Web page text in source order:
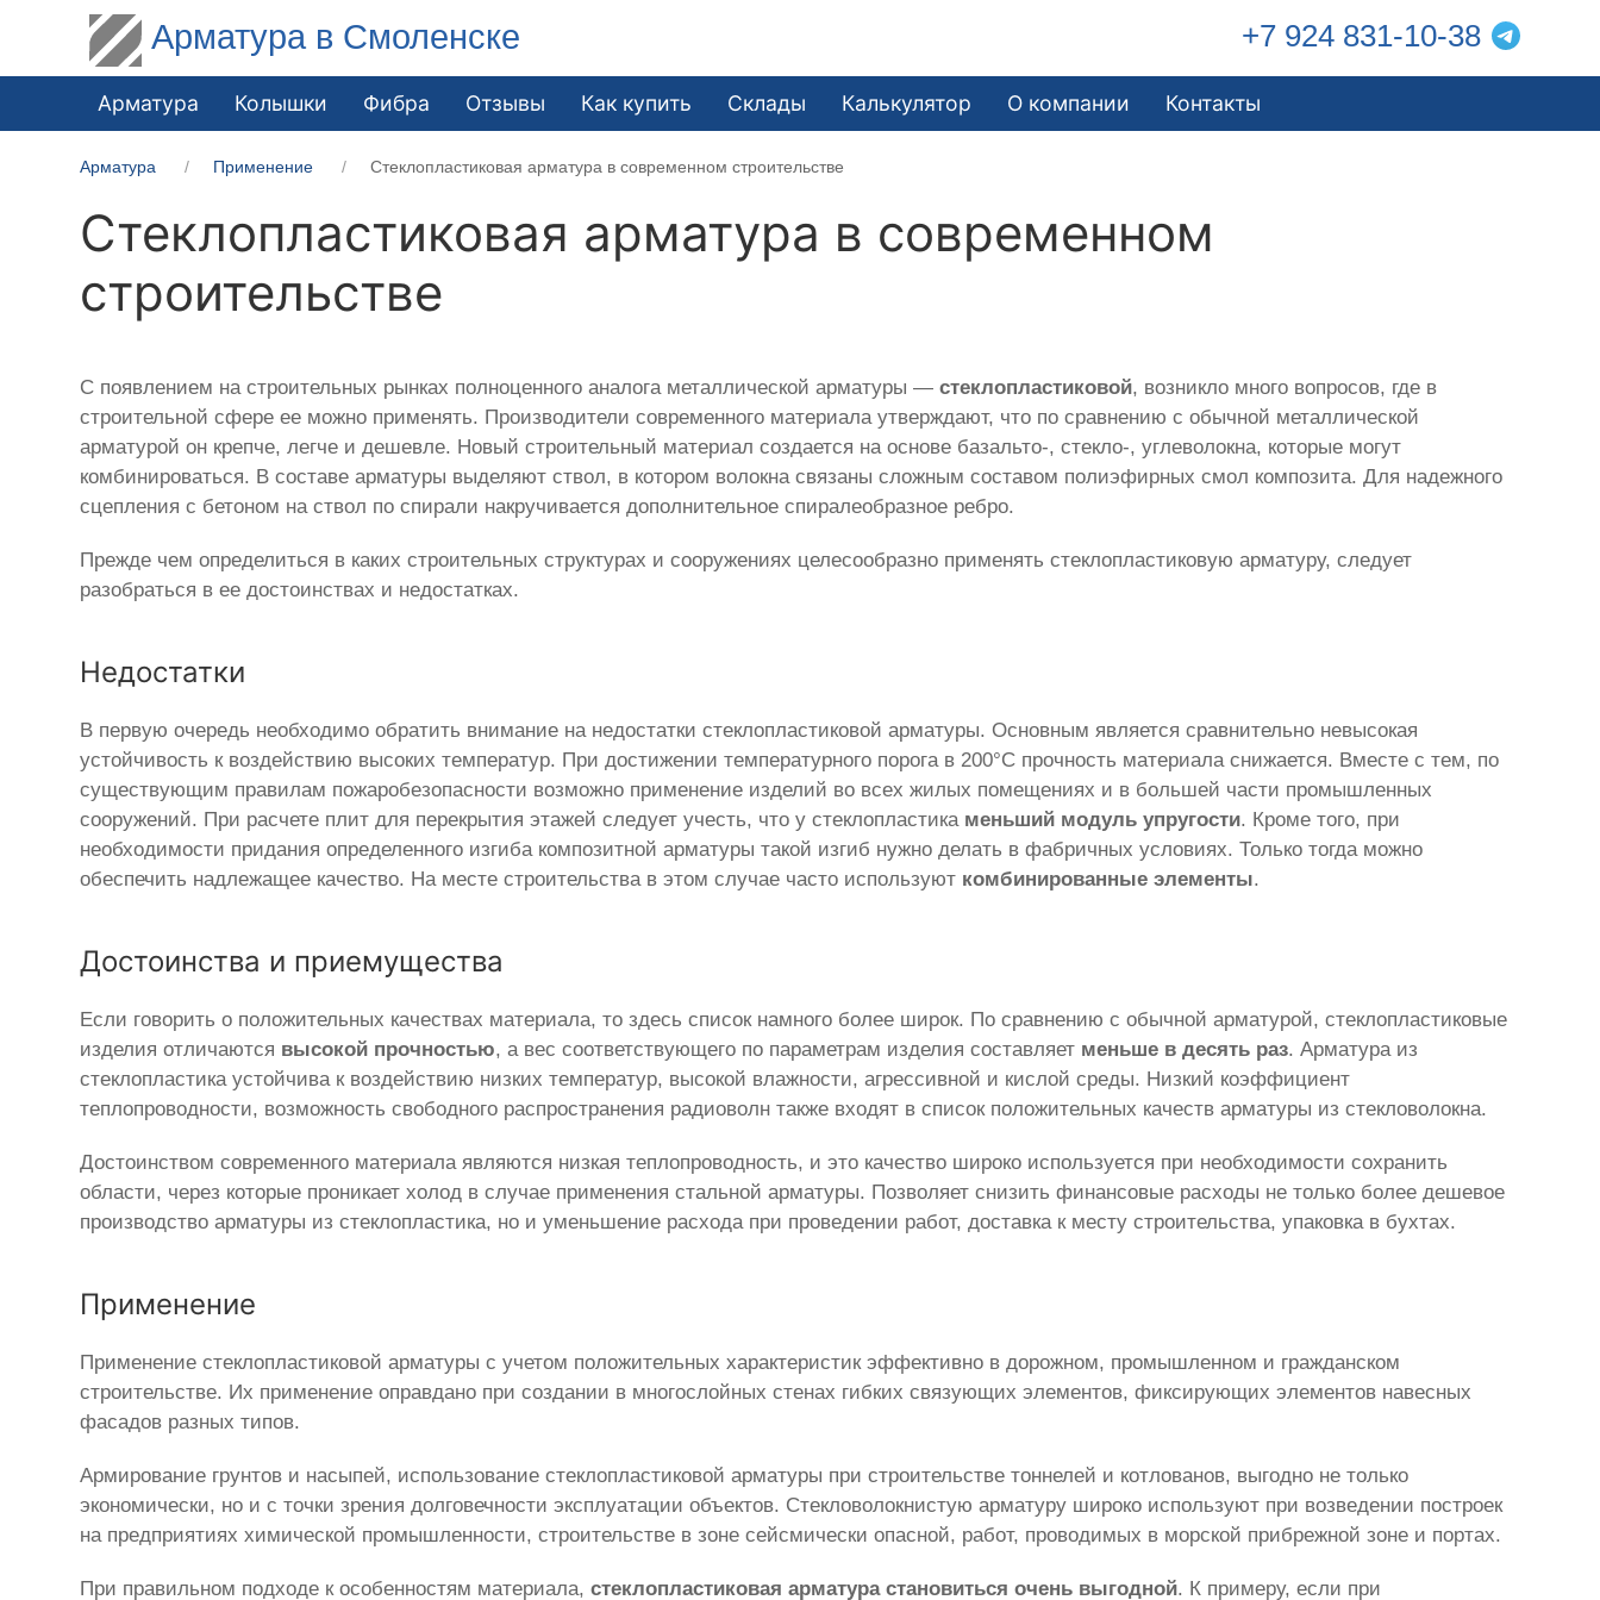
Арматура в Смоленске +7 924 831-10-38
Арматура Колышки Фибра Отзывы Как купить Склады Калькулятор О компании Контакты
Арматура Применение Стеклопластиковая арматура в современном строительстве
Стеклопластиковая арматура в современном
строительстве
С появлением на строительных рынках полноценного аналога металлической арматуры —стеклопластиковой, возникло много вопросов, где в
строительной сфере ее можно применять. Производители современного материала утверждают, что по сравнению с обычной металлической
арматурой он крепче, легче и дешевле. Новый строительный материал создается на основе базальто-, стекло-, углеволокна, которые могут
комбинироваться. В составе арматуры выделяют ствол, в котором волокна связаны сложным составом полиэфирных смол композита. Для надежного
сцепления с бетоном на ствол по спирали накручивается дополнительное спиралеобразное ребро.
Прежде чем определиться в каких строительных структурах и сооружениях целесообразно применять стеклопластиковую арматуру, следует
разобраться в ее достоинствах и недостатках.
Недостатки
В первую очередь необходимо обратить внимание на недостатки стеклопластиковой арматуры. Основным является сравнительно невысокая
устойчивость к воздействию высоких температур. При достижении температурного порога в 200°С прочность материала снижается. Вместе с тем, по
существующим правилам пожаробезопасности возможно применение изделий во всех жилых помещениях и в большей части промышленных
сооружений. При расчете плит для перекрытия этажей следует учесть, что у стеклопластика меньший модуль упругости. Кроме того, при
необходимости придания определенного изгиба композитной арматуры такой изгиб нужно делать в фабричных условиях. Только тогда можно
обеспечить надлежащее качество. На месте строительства в этом случае часто используют комбинированные элементы.
Достоинства и приемущества
Если говорить о положительных качествах материала, то здесь список намного более широк. По сравнению с обычной арматурой, стеклопластиковые
изделия отличаются высокой прочностью, а вес соответствующего по параметрам изделия составляет меньше в десять раз. Арматура из
стеклопластика устойчива к воздействию низких температур, высокой влажности, агрессивной и кислой среды. Низкий коэффициент
теплопроводности, возможность свободного распространения радиоволн также входят в список положительных качеств арматуры из стекловолокна.
Достоинством современного материала являются низкая теплопроводность, и это качество широко используется при необходимости сохранить
области, через которые проникает холод в случае применения стальной арматуры. Позволяет снизить финансовые расходы не только более дешевое
производство арматуры из стеклопластика, но и уменьшение расхода при проведении работ, доставка к месту строительства, упаковка в бухтах.
Применение
Применение стеклопластиковой арматуры с учетом положительных характеристик эффективно в дорожном, промышленном и гражданском
строительстве. Их применение оправдано при создании в многослойных стенах гибких связующих элементов, фиксирующих элементов навесных
фасадов разных типов.
Армирование грунтов и насыпей, использование стеклопластиковой арматуры при строительстве тоннелей и котлованов, выгодно не только
экономически, но и с точки зрения долговечности эксплуатации объектов. Стекловолокнистую арматуру широко используют при возведении построек
на предприятиях химической промышленности, строительстве в зоне сейсмически опасной, работ, проводимых в морской прибрежной зоне и портах.
При правильном подходе к особенностям материала,стеклопластиковая арматура становиться очень выгодной. К примеру, если при